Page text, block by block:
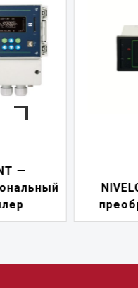
NIVELCONT PM —
преобразователь